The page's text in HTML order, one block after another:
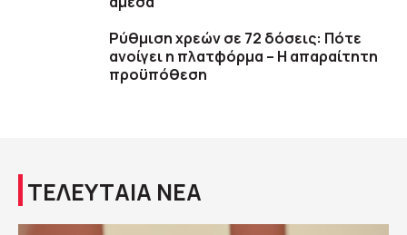
Ρύθμιση χρεών σε 72 δόσεις: Πότε
ανοίγει η πλατφόρμα – Η απαραίτητη
προϋπόθεση
ΤΕΛΕΥΤΑΙΑ ΝΕΑ